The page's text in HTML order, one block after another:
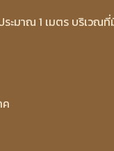
ะมาณ 1 เมตร บริเวณ
ค